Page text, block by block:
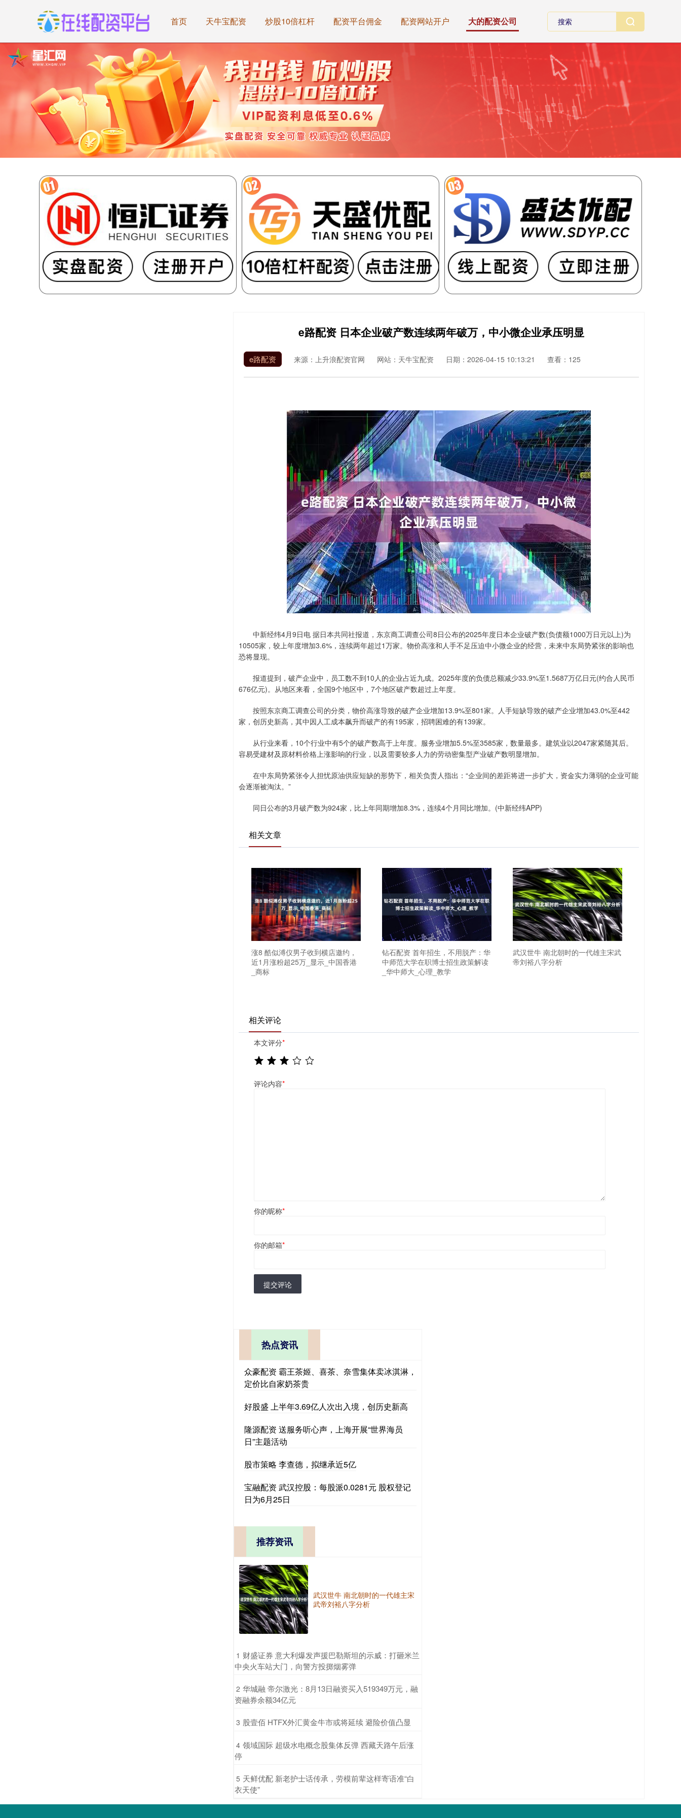
首页 天牛宝配资 炒股10倍杠杆 配资平台佣金 配资网站开户 大的配资公司
e路配资 日本企业破产数连续两年破万，中小微企业承压明显
e路配资 来源：上升浪配资官网 网站：天牛宝配资 日期：2026-04-15 10:13:21 查看：125
中新经纬4月9日电 据日本共同社报道，东京商工调查公司8日公布的2025年度日本企业破产数(负债额1000万日元以上)为
10505家，较上年度增加3.6%，连续两年超过1万家。物价高涨和人手不足压迫中小微企业的经营，未来中东局势紧张的影响也
恐将显现。
报道提到，破产企业中，员工数不到10人的企业占近九成。2025年度的负债总额减少33.9%至1.5687万亿日元(约合人民币
676亿元)。从地区来看，全国9个地区中，7个地区破产数超过上年度。
按照东京商工调查公司的分类，物价高涨导致的破产企业增加13.9%至801家。人手短缺导致的破产企业增加43.0%至442
家，创历史新高，其中因人工成本飙升而破产的有195家，招聘困难的有139家。
从行业来看，10个行业中有5个的破产数高于上年度。服务业增加5.5%至3585家，数量最多。建筑业以2047家紧随其后。
容易受建材及原材料价格上涨影响的行业，以及需要较多人力的劳动密集型产业破产数明显增加。
在中东局势紧张令人担忧原油供应短缺的形势下，相关负责人指出：“企业间的差距将进一步扩大，资金实力薄弱的企业可能
会逐渐被淘汰。”
同日公布的3月破产数为924家，比上年同期增加8.3%，连续4个月同比增加。(中新经纬APP)
相关文章
涨8 酷似溥仪男子收到横店邀约，
近1月涨粉超25万_显示_中国香港
_商标
钻石配资 首年招生，不用脱产：华
中师范大学在职博士招生政策解读
_华中师大_心理_教学
武汉世牛 南北朝时的一代雄主宋武
帝刘裕八字分析
相关评论
本文评分*
评论内容*
你的昵称*
你的邮箱*
提交评论
热点资讯
众豪配资 霸王茶姬、喜茶、奈雪集体卖冰淇淋，
定价比自家奶茶贵
好股盛 上半年3.69亿人次出入境，创历史新高
隆源配资 送服务听心声，上海开展“世界海员
日”主题活动
股市策略 李查德，拟继承近5亿
宝融配资 武汉控股：每股派0.0281元 股权登记
日为6月25日
推荐资讯
武汉世牛 南北朝时的一代雄主宋
武帝刘裕八字分析
1 ​财盛证券 意大利爆发声援巴勒斯坦的示威：打砸米兰
中央火车站大门，向警方投掷烟雾弹
2 ​华城融 帝尔激光：8月13日融资买入519349万元，融
资融券余额34亿元
3 ​股壹佰 HTFX外汇黄金牛市或将延续 避险价值凸显
4 ​领域国际 超级水电概念股集体反弹 西藏天路午后涨
停
5 ​天鲜优配 新老护士话传承，劳模前辈这样寄语准“白
衣天使”